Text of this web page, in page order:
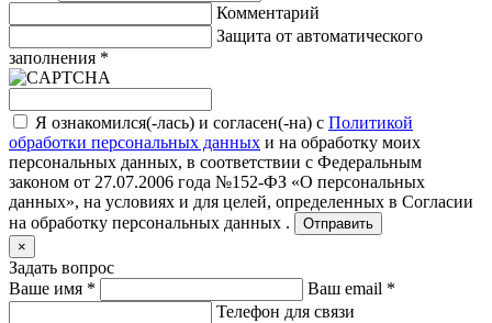
Комментарий
Защита от автоматического
заполнения *
Я ознакомился(-лась) и согласен(-на) с Политикой
обработки персональных данных и на обработку моих
персональных данных, в соответствии с Федеральным
законом от 27.07.2006 года №152-ФЗ «О персональных
данных», на условиях и для целей, определенных в Согласии
на обработку персональных данных .
Отправить
×
Задать вопрос
Ваше имя * Ваш email *
Телефон для связи